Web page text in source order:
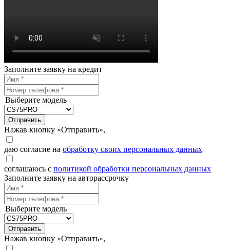
Заполните заявку на кредит
Выберите модель
Отправить
Нажав кнопку «Отправить»,
даю согласие на обработку своих персональных данных
соглашаюсь с политикой обработки персональных данных
Заполните заявку на авторассрочку
Выберите модель
Отправить
Нажав кнопку «Отправить»,